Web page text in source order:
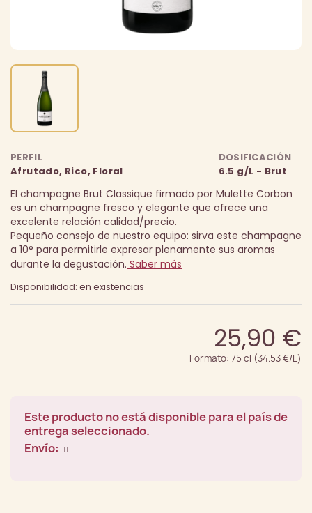
PERFIL
Afrutado, Rico, Floral
DOSIFICACIÓN
6.5 g/L - Brut
El champagne Brut Classique firmado por Mulette Corbon
es un champagne fresco y elegante que ofrece una
excelente relación calidad/precio.
Pequeño consejo de nuestro equipo: sirva este champagne
a 10° para permitirle expresar plenamente sus aromas
durante la degustación. Saber más
Disponibilidad: en existencias
25,90 €
Formato: 75 cl (34.53 €/L)
Este producto no está disponible para el país de
entrega seleccionado.
Envío: